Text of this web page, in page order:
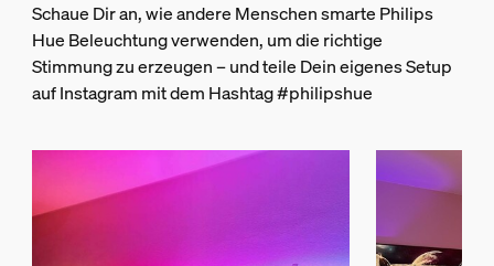
Farbtemperatur
2000-6500 K
Lichterkette/Lightstrip
Zuschneiden möglich
Verlängerung möglich
Schaue Dir an, wie andere Menschen smarte Philips
Hue Beleuchtung verwenden, um die richtige
Stimmung zu erzeugen – und teile Dein eigenes Setup
auf Instagram mit dem Hashtag #philipshue